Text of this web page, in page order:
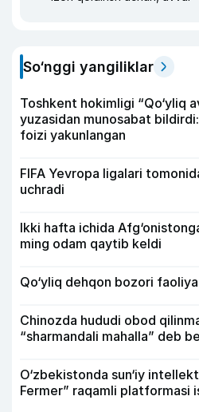
So‘nggi yangiliklar
Toshkent hokimligi “Qo‘yliq
yuzasidan munosabat
foizi yakunlangan
FIFA Yevropa ligalari
uchradi
Ikki hafta ichida
ming odam qaytib keldi
Qo‘yliq dehqon bozori
Chinozda hududi obod
“sharmandali mahalla” deb
O‘zbekistonda sun‘iy
Fermer” raqamli platformasi